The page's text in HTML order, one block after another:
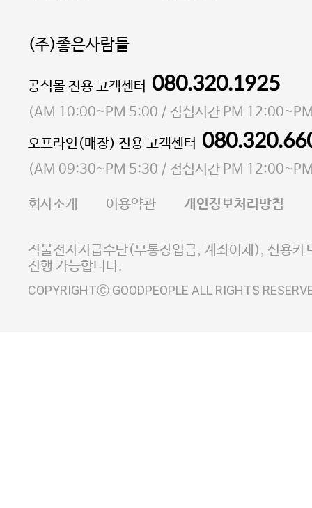
(주)좋은사람들
대표 이성현,박영환| 개인정보관리책임자 김상현
소재지 서울특별시 마포구 마포대로4다길 41 마포
통신판매업 신고번호 2023-서울마포-3931호
사업자등록번호 105-81-58242
E-MAIL goodpeople@gpin.co.kr
사업자정보확인
이니시스 에스크로 서비
공식몰 전용 고객센터 080.320.1925
(AM 10:00~PM 5:00 / 점심시간 PM
오프라인(매장) 전용 고객센터
(AM 09:30~PM 5:30 / 점심시간 PM
회사소개 이용약관 개인정보처리방침
직불전자지급수단(무통장입금, 계좌이체), 신용카
진행 가능합니다.
COPYRIGHTⒸ GOODPEOPLE ALL RIGHTS